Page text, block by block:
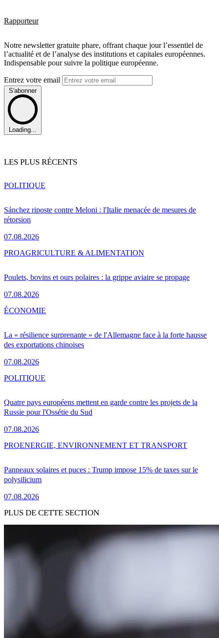
Rapporteur
Notre newsletter gratuite phare, offrant chaque jour l’essentiel de
l’actualité et de l’analyse des institutions et capitales européennes.
Indispensable pour suivre la politique européenne.
Entrez votre email
S'abonner
Loading...
LES PLUS RÉCENTS
Sánchez riposte contre Meloni : l'Italie menacée de mesures de
rétorsion
07.08.2026
POLITIQUE
Poulets, bovins et ours polaires : la grippe aviaire se propage
07.08.2026
PROAGRICULTURE & ALIMENTATION
La « résilience surprenante » de l'Allemagne face à la forte hausse
des exportations chinoises
07.08.2026
ÉCONOMIE
Quatre pays européens mettent en garde contre les projets de la
Russie pour l'Ossétie du Sud
07.08.2026
POLITIQUE
Panneaux solaires et puces : Trump impose 15% de taxes sur le
polysilicium
07.08.2026
PROENERGIE, ENVIRONNEMENT ET TRANSPORT
PLUS DE CETTE SECTION